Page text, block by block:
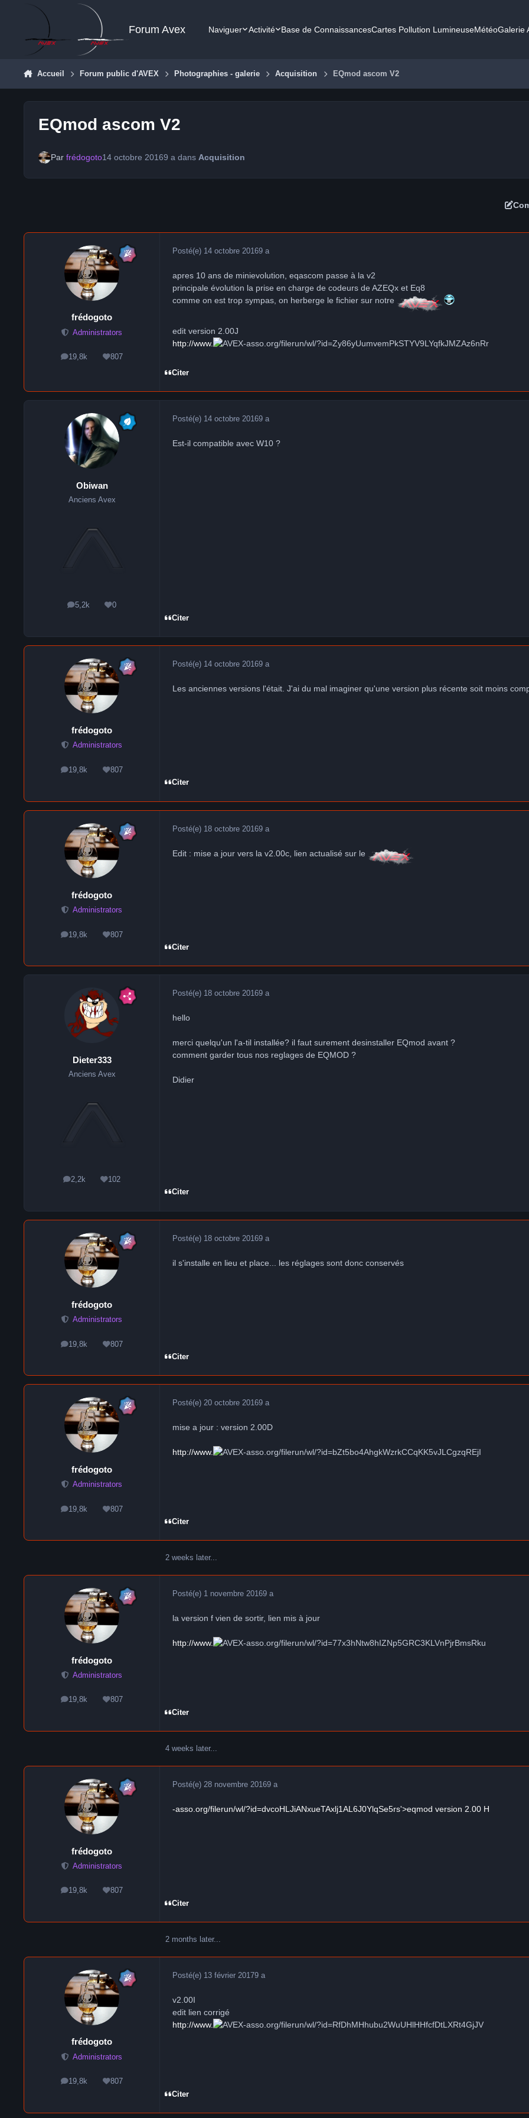
Aller au contenu
Forum Avex Naviguer Activité Base de ConnaissancesCartes Pollution LumineuseMétéoGalerie
Accueil Forum public d'AVEX Photographies - galerie Acquisition EQmod ascom V2
EQmod ascom V2
Par frédogoto14 octobre 20169 adans Acquisition
frédogoto
Administrators
19,8k
messages807
Réputation
Posté(e) 14 octobre 20169 a
apres 10 ans de minievolution, eqascom passe à la v2
principale évolution la prise en charge de codeurs de AZEQx et Eq8
comme on est trop sympas, on herberge le fichier sur notre
edit version 2.00J
http://www.
-asso.org/filerun/wl/?id=Zy86yUumvemPkSTYV9LYqfkJMZAz6nRr
Citer
Obiwan
Anciens Avex
5,2k
messages0
Réputation
Posté(e) 14 octobre 20169 a
Est-il compatible avec W10 ?
Citer
frédogoto
Administrators
19,8k
messages807
Réputation
Posté(e) 14 octobre 20169 a
Les anciennes versions l'était. J'ai du mal imaginer qu'une version plus récente soit moins
Citer
frédogoto
Administrators
19,8k
messages807
Réputation
Posté(e) 18 octobre 20169 a
Edit : mise a jour vers la v2.00c, lien actualisé sur le
Citer
Dieter333
Anciens Avex
2,2k
messages102
Réputation
Posté(e) 18 octobre 20169 a
hello
merci quelqu'un l'a-til installée? il faut surement desinstaller EQmod avant ?
comment garder tous nos reglages de EQMOD ?
Didier
Citer
frédogoto
Administrators
19,8k
messages807
Réputation
Posté(e) 18 octobre 20169 a
il s'installe en lieu et place... les réglages sont donc conservés
Citer
frédogoto
Administrators
19,8k
messages807
Réputation
Posté(e) 20 octobre 20169 a
mise a jour : version 2.00D
http://www. -asso.org/filerun/wl/?id=bZt5bo4AhgkWzrkCCqKK5vJLCgzqREjI
Citer
2 weeks later...
frédogoto
Administrators
19,8k
messages807
Réputation
Posté(e) 1 novembre 20169 a
la version f vien de sortir, lien mis à jour
http://www. -asso.org/filerun/wl/?id=77x3hNtw8hIZNp5GRC3KLVnPjrBmsRku
Citer
4 weeks later...
frédogoto
Administrators
19,8k
messages807
Réputation
Posté(e) 28 novembre 20169 a
-asso.org/filerun/wl/?id=dvcoHLJiANxueTAxlj1AL6J0YlqSe5rs'>eqmod version 2.00 H
Citer
2 months later...
frédogoto
Administrators
19,8k
messages807
Réputation
Posté(e) 13 février 20179 a
v2.00I
edit lien corrigé
http://www.
-asso.org/filerun/wl/?id=RfDhMHhubu2WuUHlHHfcfDtLXRt4GjJV
Citer